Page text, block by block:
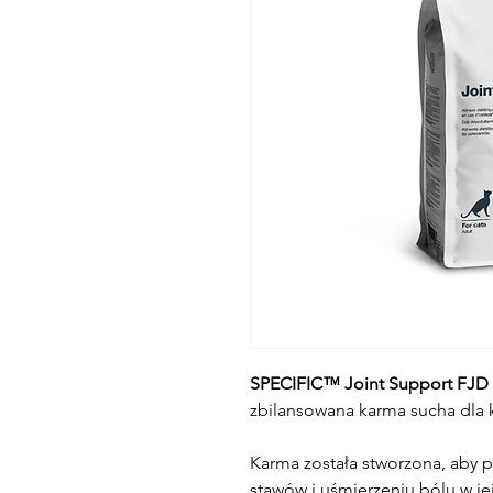
SPECIFIC™ Joint Support FJD
zbilansowana karma sucha dla
Karma została stworzona,